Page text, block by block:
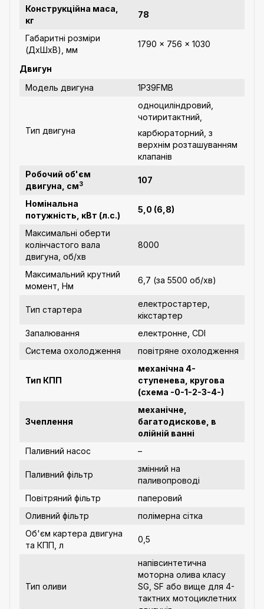
Конструкційна маса,
кг
78
Габаритні розміри
(ДхШхВ), мм
1790 x 756 x 1030
Двигун
Модель двигуна
1P39FMB
Тип двигуна
одноциліндровий,
чотиритактний,
карбюраторний, з
верхнім розташуванням
клапанів
Робочий об'єм
двигуна, см3 107
Номінальна
потужність, кВт (л.с.)
5,0 (6,8)
Максимальні оберти
колінчастого вала
двигуна, об/хв
8000
Максимальний крутний
момент, Нм
6,7 (за 5500 об/хв)
Тип стартера
електростартер,
кікстартер
Запалювання
електронне, CDI
Система охолодження
повітряне охолодження
Тип КПП
механічна 4-
ступенева, кругова
(схема -0-1-2-3-4-)
Зчеплення
механічне,
багатодискове, в
олійній ванні
Паливний насос
–
Паливний фільтр
змінний на
паливопроводі
Повітряний фільтр
паперовий
Оливний фільтр
полімерна сітка
Об'єм картера двигуна
та КПП, л
0,5
Тип оливи
напівсинтетична
моторна олива класу
SG, SF або вище для 4-
тактних мотоциклетних